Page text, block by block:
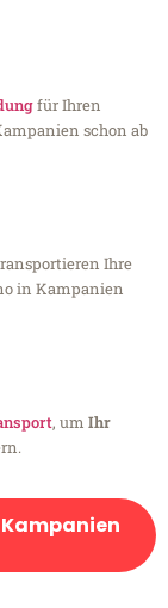
für Ihren
schon ab
Ihre
in Kampanien
, um Ihr